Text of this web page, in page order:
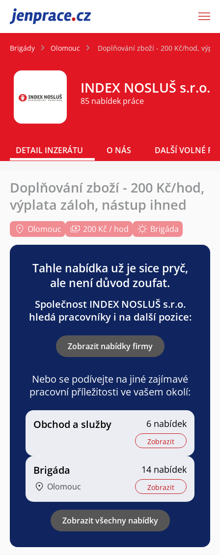
JenPráce.cz
Brigády Olomouc Doplňování zboží - 200 Kč/hod,
INDEX NOSLUŠ s.r.o.
85 nabídek práce
DETAIL INZERÁTU O NÁS DALŠÍ VOLNÉ
Doplňování zboží - 200 Kč/hod,
výplata záloh, nástup ihned
Olomouc 200 Kč / hod Brigáda
Tahle nabídka už je sice pryč,
ale není důvod zoufat.
Společnost INDEX NOSLUŠ s.r.o.
hledá pracovníky i na další pozice:
Zobrazit nabídky firmy
Nebo se podívejte na jiné zajímavé
pracovní příležitosti ve vašem okolí:
Obchod a služby 6 nabídek
Zobrazit
Brigáda
Olomouc
14 nabídek
Zobrazit
Zobrazit všechny nabídky